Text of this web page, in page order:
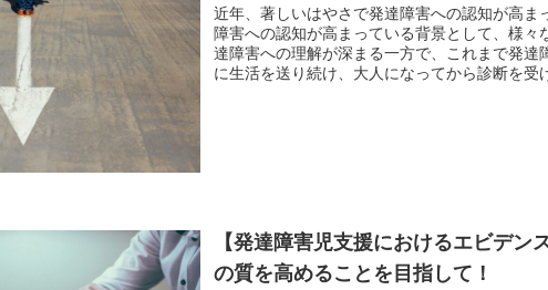
近年、著しいはやさで発達障害への認知が高ま
障害への認知が高まっている背景として、様々
達障害への理解が深まる一方で、これまで発達
に生活を送り続け、大人になってから診断を受
【発達障害児支援におけるエビデン
の質を高めることを目指して！